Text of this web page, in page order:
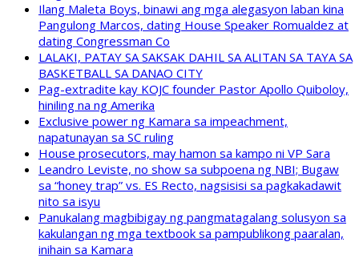
Ilang Maleta Boys, binawi ang mga alegasyon laban kina
Pangulong Marcos, dating House Speaker Romualdez at
dating Congressman Co
LALAKI, PATAY SA SAKSAK DAHIL SA ALITAN SA TAYA SA
BASKETBALL SA DANAO CITY
Pag-extradite kay KOJC founder Pastor Apollo Quiboloy,
hiniling na ng Amerika
Exclusive power ng Kamara sa impeachment,
napatunayan sa SC ruling
House prosecutors, may hamon sa kampo ni VP Sara
Leandro Leviste, no show sa subpoena ng NBI; Bugaw
sa “honey trap” vs. ES Recto, nagsisisi sa pagkakadawit
nito sa isyu
Panukalang magbibigay ng pangmatagalang solusyon sa
kakulangan ng mga textbook sa pampublikong paaralan,
inihain sa Kamara